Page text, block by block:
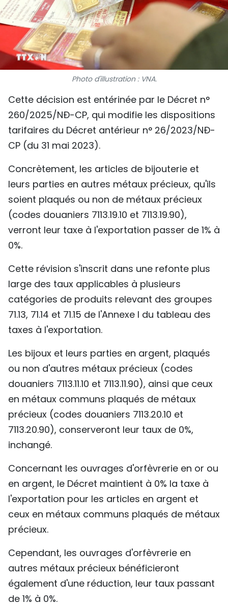
INTERNATIONAL
MÉGASTORIE
INFOGRAPHIE
PHOTO
VIDÉO
À PROPOS DU "PEUPLE"
ENGLISH
中文
РУССКИЙ
Photo d'illustration : VNA.
Cette décision est entérinée par le Décret n°
260/2025/NĐ-CP, qui modifie les dispositions
tarifaires du Décret antérieur n° 26/2023/NĐ-
CP (du 31 mai 2023).
Concrètement, les articles de bijouterie et
leurs parties en autres métaux précieux, qu'ils
soient plaqués ou non de métaux précieux
(codes douaniers 7113.19.10 et 7113.19.90),
verront leur taxe à l'exportation passer de 1% à
0%.
Cette révision s'inscrit dans une refonte plus
large des taux applicables à plusieurs
catégories de produits relevant des groupes
71.13, 71.14 et 71.15 de l'Annexe I du tableau des
taxes à l'exportation.
Les bijoux et leurs parties en argent, plaqués
ou non d'autres métaux précieux (codes
douaniers 7113.11.10 et 7113.11.90), ainsi que ceux
en métaux communs plaqués de métaux
précieux (codes douaniers 7113.20.10 et
7113.20.90), conserveront leur taux de 0%,
inchangé.
Concernant les ouvrages d'orfèvrerie en or ou
en argent, le Décret maintient à 0% la taxe à
l'exportation pour les articles en argent et
ceux en métaux communs plaqués de métaux
précieux.
Cependant, les ouvrages d'orfèvrerie en
autres métaux précieux bénéficieront
également d'une réduction, leur taux passant
de 1% à 0%.